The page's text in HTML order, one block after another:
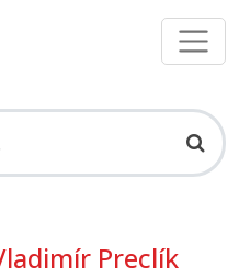
Preclík